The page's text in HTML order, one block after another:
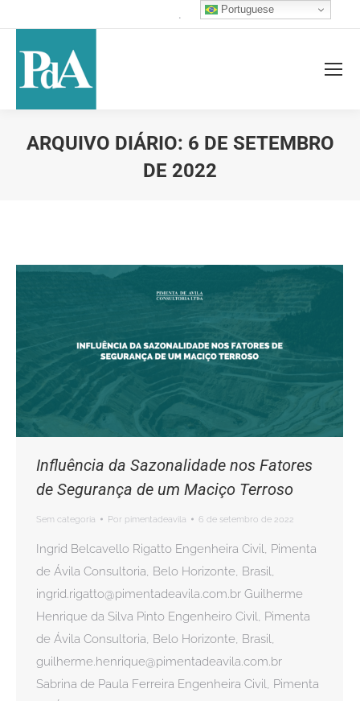
.
ARQUIVO DIÁRIO: 6 DE SETEMBRO
DE 2022
Influência da Sazonalidade nos Fatores
de Segurança de um Maciço Terroso
Sem categoria Por pimentadeavila 6 de setembro de 2022
Ingrid Belcavello Rigatto Engenheira Civil, Pimenta
de Ávila Consultoria, Belo Horizonte, Brasil,
ingrid.rigatto@pimentadeavila.com.br Guilherme
Henrique da Silva Pinto Engenheiro Civil, Pimenta
de Ávila Consultoria, Belo Horizonte, Brasil,
guilherme.henrique@pimentadeavila.com.br
Sabrina de Paula Ferreira Engenheira Civil, Pimenta
Portuguese